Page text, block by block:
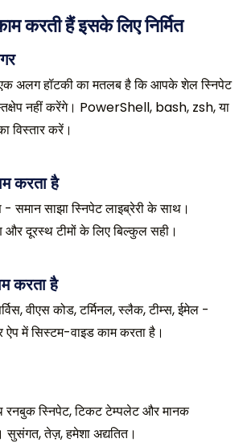
करती हैं इसके लिए निर्मित
एक अलग हॉटकी का मतलब है कि आपके शेल स्निपेट
नहीं करेंगे। PowerShell, bash, zsh, या
विस्तार करें।
करता है
समान साझा स्निपेट लाइब्रेरी के साथ।
और दूरस्थ टीमों के लिए बिल्कुल सही।
करता है
वीएस कोड, टर्मिनल, स्लैक, टीम्स, ईमेल -
में सिस्टम-वाइड काम करता है।
रनबुक स्निपेट, टिकट टेम्पलेट और मानक
सुसंगत, तेज़, हमेशा अद्यतित।